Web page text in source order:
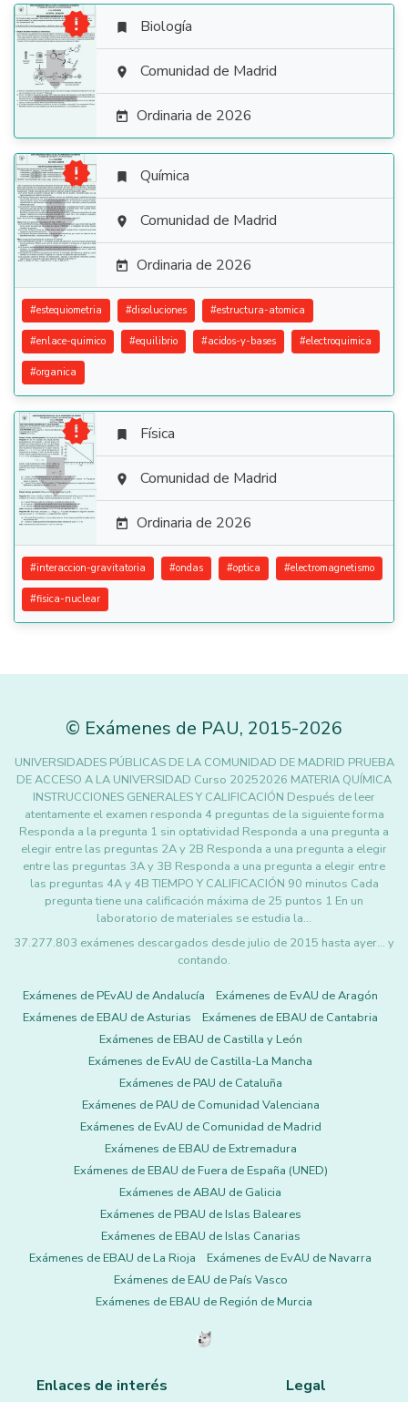

  Biología
 Comunidad de Madrid
 Ordinaria de 2026

  Química
 Comunidad de Madrid
 Ordinaria de 2026
#estequiometria #disoluciones #estructura-atomica
#enlace-quimico #equilibrio #acidos-y-bases #electroquimica
#organica

  Física
 Comunidad de Madrid
 Ordinaria de 2026
#interaccion-gravitatoria #ondas #optica #electromagnetismo
#fisica-nuclear
© Exámenes de PAU, 2015-2026
UNIVERSIDADES PÚBLICAS DE LA COMUNIDAD DE MADRID PRUEBA
DE ACCESO A LA UNIVERSIDAD Curso 20252026 MATERIA QUÍMICA
INSTRUCCIONES GENERALES Y CALIFICACIÓN Después de leer
atentamente el examen responda 4 preguntas de la siguiente forma
Responda a la pregunta 1 sin optatividad Responda a una pregunta a
elegir entre las preguntas 2A y 2B Responda a una pregunta a elegir
entre las preguntas 3A y 3B Responda a una pregunta a elegir entre
las preguntas 4A y 4B TIEMPO Y CALIFICACIÓN 90 minutos Cada
pregunta tiene una calificación máxima de 25 puntos 1 En un
laboratorio de materiales se estudia la…
37.277.803 exámenes descargados desde julio de 2015 hasta ayer... y
contando.
Exámenes de PEvAU de Andalucía
Exámenes de EvAU de Aragón
Exámenes de EBAU de Asturias
Exámenes de EBAU de Cantabria
Exámenes de EBAU de Castilla y León
Exámenes de EvAU de Castilla-La Mancha
Exámenes de PAU de Cataluña
Exámenes de PAU de Comunidad Valenciana
Exámenes de EvAU de Comunidad de Madrid
Exámenes de EBAU de Extremadura
Exámenes de EBAU de Fuera de España (UNED)
Exámenes de ABAU de Galicia
Exámenes de PBAU de Islas Baleares
Exámenes de EBAU de Islas Canarias
Exámenes de EBAU de La Rioja
Exámenes de EvAU de Navarra
Exámenes de EAU de País Vasco
Exámenes de EBAU de Región de Murcia
Enlaces de interés Legal